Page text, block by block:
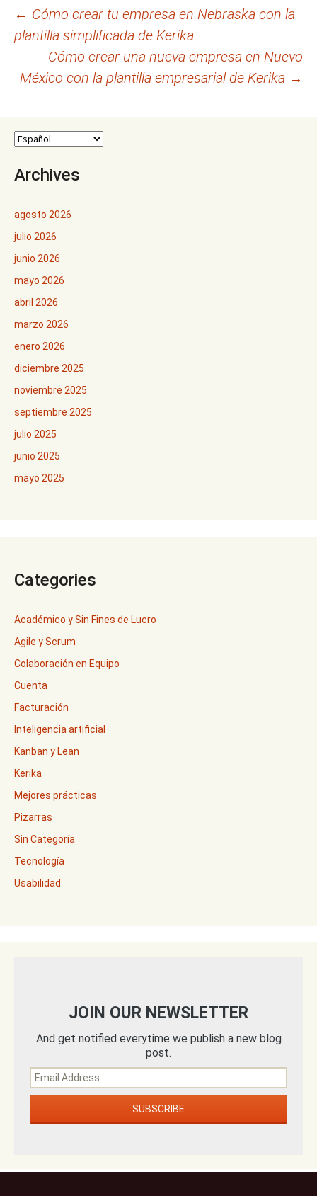
Navegación
de
entradas
← Cómo crear tu empresa en Nebraska con la
plantilla simplificada de Kerika
Cómo crear una nueva empresa en Nuevo
México con la plantilla empresarial de Kerika →
Archives
agosto 2026
julio 2026
junio 2026
mayo 2026
abril 2026
marzo 2026
enero 2026
diciembre 2025
noviembre 2025
septiembre 2025
julio 2025
junio 2025
mayo 2025
Categories
Académico y Sin Fines de Lucro
Agile y Scrum
Colaboración en Equipo
Cuenta
Facturación
Inteligencia artificial
Kanban y Lean
Kerika
Mejores prácticas
Pizarras
Sin Categoría
Tecnología
Usabilidad
JOIN OUR NEWSLETTER
And get notified everytime we publish a new blog
post.